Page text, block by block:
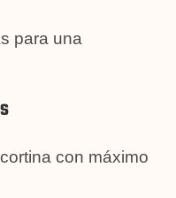
para una
con máximo